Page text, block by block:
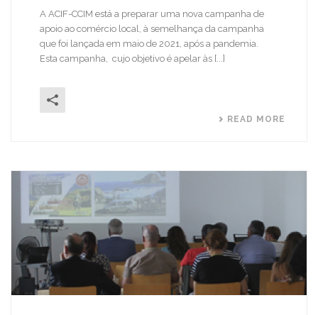
A ACIF-CCIM está a preparar uma nova campanha de
apoio ao comércio local, à semelhança da campanha
que foi lançada em maio de 2021, após a pandemia.
Esta campanha, cujo objetivo é apelar às [...]
READ MORE